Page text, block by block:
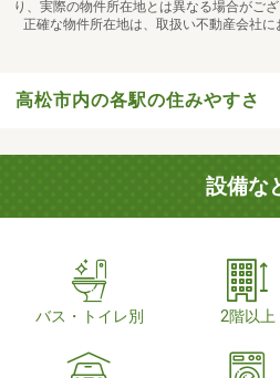
り、実際の物件所在地とは異なる場合がござ
正確な物件所在地は、取扱い不動産会社に
高松市内の各駅の住みやすさ
設備な
バス・トイレ別 2階以上